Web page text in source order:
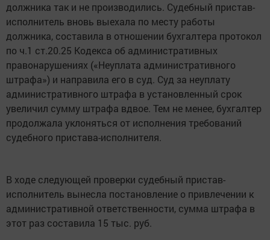
должника так и не производились. Судебный пристав-
исполнитель вновь выехала по месту работы
должника, составила в отношении бухгалтера протокол
по ч.1 ст.20.25 Кодекса об административных
правонарушениях («Неуплата административного
штрафа») и направила его в суд. Суд за неуплату
административного штрафа в установленный срок
увеличил сумму штрафа вдвое. Тем не менее, бухгалтер
продолжала уклоняться от исполнения требований
судебного пристава-исполнителя.
В ходе следующей проверки судебный пристав-
исполнитель вынесла постановление о привлечении к
административной ответственности, сумма штрафа в
этот раз составила 15 тыс. руб.